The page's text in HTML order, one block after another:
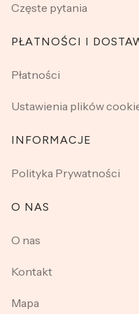
Częste pytania
PŁATNOŚCI I
Płatności
Ustawienia plików
INFORMACJE
Polityka Prywatności
O NAS
O nas
Kontakt
Mapa